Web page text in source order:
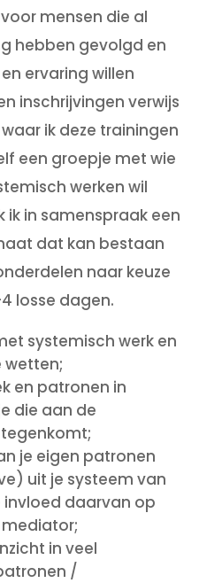
mensen die al
hebben gevolgd en
ervaring willen
inschrijvingen verwijs
ik deze trainingen
een groepje met wie
werken wil
in samenspraak een
dat kan bestaan
naar keuze
losse dagen.
systemisch werk en
wetten;
en patronen in
die aan de
tegenkomt;
je eigen patronen
uit je systeem van
invloed daarvan op
mediator;
in veel
/